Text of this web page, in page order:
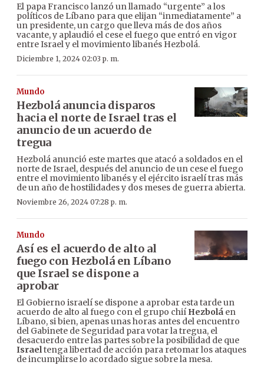
El papa Francisco lanzó un llamado “urgente” a los
políticos de Líbano para que elijan “inmediatamente” a
un presidente, un cargo que lleva más de dos años
vacante, y aplaudió el cese el fuego que entró en vigor
entre Israel y el movimiento libanés Hezbolá.
Diciembre 1, 2024 02:03 p. m.
Mundo
Hezbolá anuncia disparos
hacia el norte de Israel tras el
anuncio de un acuerdo de
tregua
Hezbolá anunció este martes que atacó a soldados en el
norte de Israel, después del anuncio de un cese el fuego
entre el movimiento libanés y el ejército israelí tras más
de un año de hostilidades y dos meses de guerra abierta.
Noviembre 26, 2024 07:28 p. m.
Mundo
Así es el acuerdo de alto al
fuego con Hezbolá en Líbano
que Israel se dispone a
aprobar
El Gobierno israelí se dispone a aprobar esta tarde un
acuerdo de alto al fuego con el grupo chií Hezbolá en
Líbano, si bien, apenas unas horas antes del encuentro
del Gabinete de Seguridad para votar la tregua, el
desacuerdo entre las partes sobre la posibilidad de que
Israeltenga libertad de acción para retomar los ataques
de incumplirse lo acordado sigue sobre la mesa.